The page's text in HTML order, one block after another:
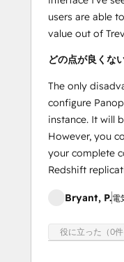
users are able
value out of
どの点が良くな
The only
configure
instance. It will
However, you
your complete
Redshift
Bryant, P.電
役に立った（0件